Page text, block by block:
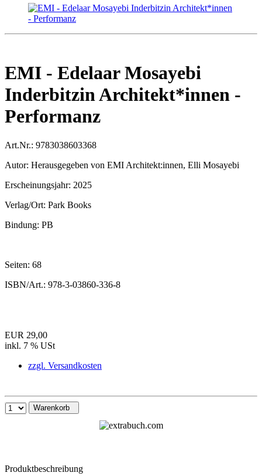
EMI - Edelaar Mosayebi
Inderbitzin Architekt*innen -
Performanz
Art.Nr.: 9783038603368
Autor: Herausgegeben von EMI Architekt:innen, Elli Mosayebi
Erscheinungsjahr: 2025
Verlag/Ort: Park Books
Bindung: PB
Seiten: 68
ISBN/Art.: 978-3-03860-336-8
EUR 29,00
inkl. 7 % USt
zzgl. Versandkosten
Warenkorb
Produktbeschreibung